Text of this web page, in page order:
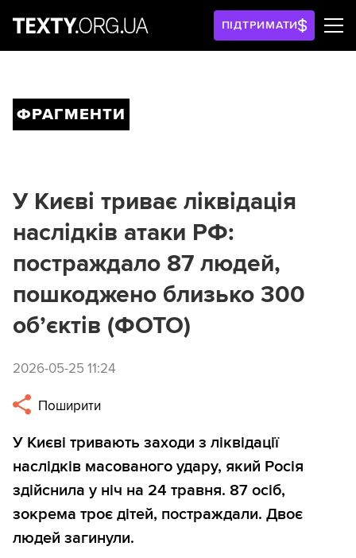
ПІДТРИМАТИ
ФРАГМЕНТИ
У Києві триває ліквідація
наслідків атаки РФ:
постраждало 87 людей,
пошкоджено близько 300
обʼєктів (ФОТО)
2026-05-25 11:24
Поширити
У Києві тривають заходи з ліквідації
наслідків масованого удару, який Росія
здійснила у ніч на 24 травня. 87 осіб,
зокрема троє дітей, постраждали. Двоє
людей загинули.